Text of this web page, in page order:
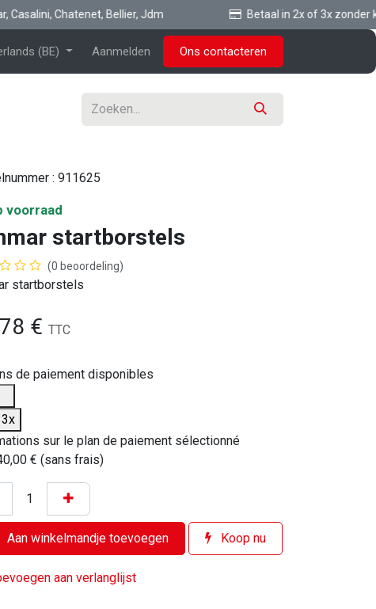
Chatenet, Bellier, Jdm Betaal in 2x of 3x zonder
(BE) Aanmelden Ons contacteren
: 911625
voorraad
startborstels
(0 beoordeling)
startborstels
€ TTC
de paiement disponibles
3x
sur le plan de paiement sélectionné
€ (sans frais)
Aan winkelmandje toevoegen Koop nu
aan verlanglijst